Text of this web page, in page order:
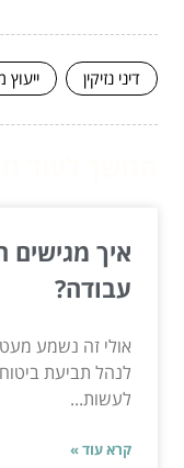
דיני נזיקין
איך מגישים
עבודה?
אולי זה נשמע
לנהל תביעת ביטוח
לעשות...
קרא עוד »